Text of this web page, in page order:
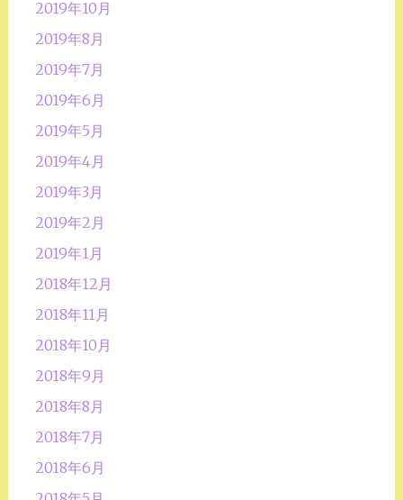
2019年10月
2019年8月
2019年7月
2019年6月
2019年5月
2019年4月
2019年3月
2019年2月
2019年1月
2018年12月
2018年11月
2018年10月
2018年9月
2018年8月
2018年7月
2018年6月